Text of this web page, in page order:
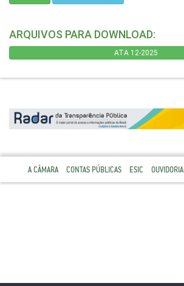
ARQUIVOS PARA DOWNLOAD:
ATA 12-2025
A CÂMARA CONTAS PÚBLICAS ESIC OUVIDORIA